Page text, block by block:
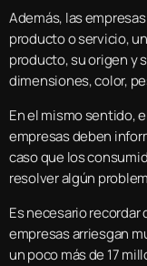
Además, las
producto o servicio,
producto, su origen y
dimensiones, color,
En el mismo sentido,
empresas deben
caso que los
resolver algún
Es necesario
empresas arriesgan
un poco más de 17